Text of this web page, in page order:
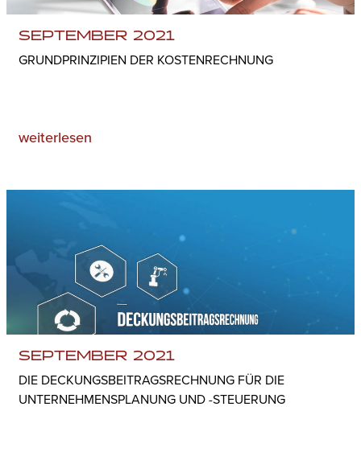
SEPTEMBER 2021
GRUNDPRINZIPIEN DER KOSTENRECHNUNG
weiterlesen
SEPTEMBER 2021
DIE DECKUNGSBEITRAGSRECHNUNG FÜR DIE
UNTERNEHMENSPLANUNG UND -STEUERUNG